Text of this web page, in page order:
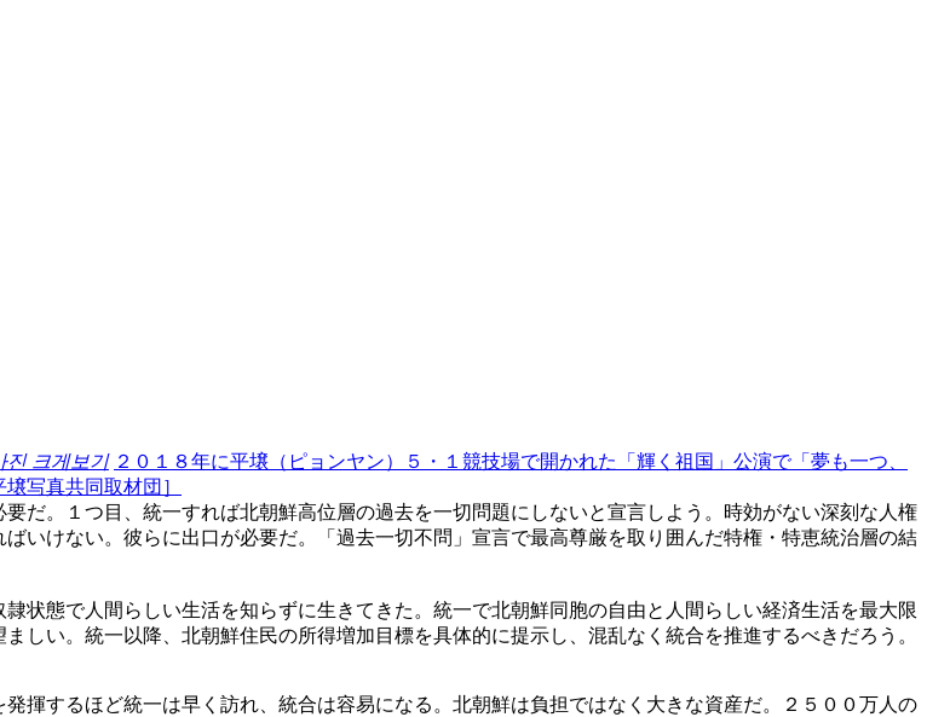
진 크게보기 ２０１８年に平壌（ピョンヤン）５・１競技場で開かれた「輝く祖国」公演で「夢も一つ、
写真共同取材団］
だ。１つ目、統一すれば北朝鮮高位層の過去を一切問題にしないと宣言しよう。時効がない深刻な人権
いけない。彼らに出口が必要だ。「過去一切不問」宣言で最高尊厳を取り囲んだ特権・特恵統治層の結
状態で人間らしい生活を知らずに生きてきた。統一で北朝鮮同胞の自由と人間らしい経済生活を最大限
しい。統一以降、北朝鮮住民の所得増加目標を具体的に提示し、混乱なく統合を推進するべきだろう。
揮するほど統一は早く訪れ、統合は容易になる。北朝鮮は負担ではなく大きな資産だ。２５００万人の